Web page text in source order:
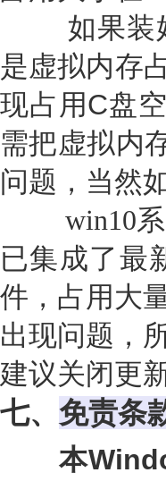
如果装好
是虚拟内存
现占用C盘
需把虚拟内
问题，当然
win10系
已集成了最
件，占用大
出现问题，
建议关闭更
七、 免责条
本